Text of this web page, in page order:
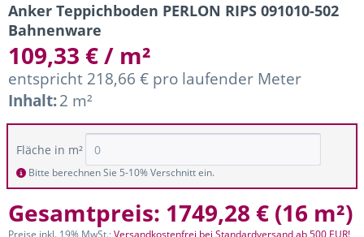
Anker Teppichboden PERLON RIPS 091010-502
Bahnenware
109,33 € / m²
entspricht 218,66 € pro laufender Meter
Inhalt:2 m²
Fläche in m²
Bitte berechnen Sie 5-10% Verschnitt ein.
Gesamtpreis: 1749,28 € (16 m²)
Preise inkl. 19% MwSt.;Versandkostenfrei bei Standardversand ab 500 EUR!